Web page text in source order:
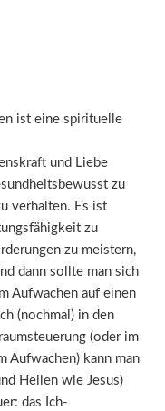
ist eine spirituelle
und Liebe
zu
verhalten. Es ist
zu
zu meistern,
dann sollte man sich
Aufwachen auf einen
(nochmal) in den
(oder im
Aufwachen) kann man
Heilen wie Jesus)
das Ich-